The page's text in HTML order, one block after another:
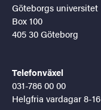
Göteborgs universitet
Box 100
405 30 Göteborg
Telefonväxel
031-786 00 00
Helgfria vardagar 8-16